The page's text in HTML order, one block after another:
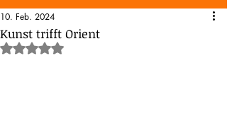
Kunst trifft Orient
10. Feb. 2024
Mit NaN von 5 Sternen bewertet.